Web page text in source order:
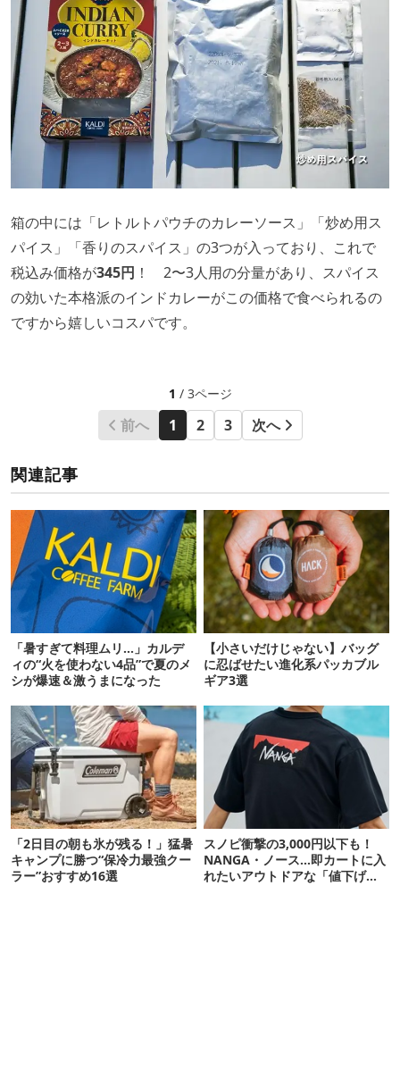
箱の中には「レトルトパウチのカレーソース」「炒め用ス
パイス」「香りのスパイス」の3つが入っており、これで
税込み価格が345円 ！ 2〜3人用の分量があり、スパイス
の効いた本格派のインドカレーがこの価格で食べられるの
ですから嬉しいコスパです。
1 / 3ページ
前へ 1 2 3 次へ
関連記事
「暑すぎて料理ムリ…」カルデ
ィの“火を使わない4品”で夏のメ
シが爆速＆激うまになった
【小さいだけじゃない】バッグ
に忍ばせたい進化系パッカブル
ギア3選
「2日目の朝も氷が残る！」猛暑
キャンプに勝つ“保冷力最強クー
ラー”おすすめ16選
スノピ衝撃の3,000円以下も！
NANGA・ノース…即カートに入
れたいアウトドアな「値下げ夏